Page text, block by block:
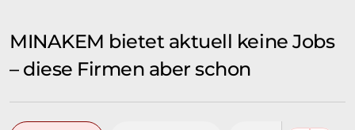
MINAKEM bietet aktuell keine Jobs
– diese Firmen aber schon